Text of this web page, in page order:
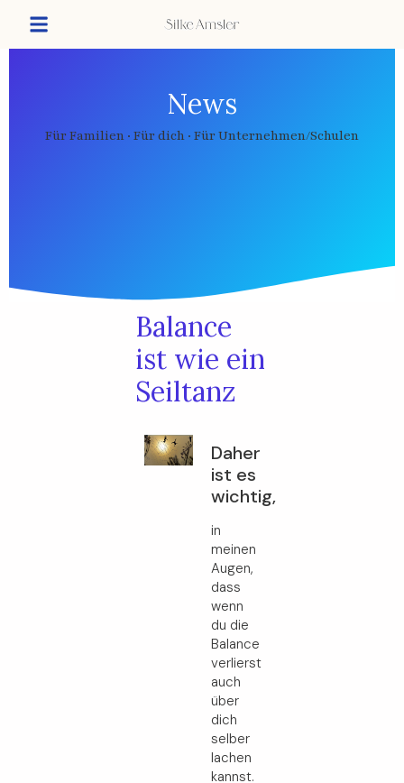
News
Für Familien · Für dich · Für Unternehmen/Schulen
Balance
ist wie ein
Seiltanz
Daher
ist es
wichtig,
in
meinen
Augen,
dass
wenn
du die
Balance
verlierst
auch
über
dich
selber
lachen
kannst.